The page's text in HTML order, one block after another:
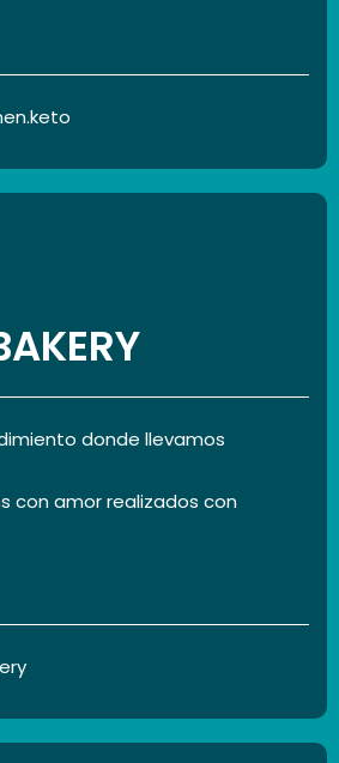
donde llevamos
con amor realizados con